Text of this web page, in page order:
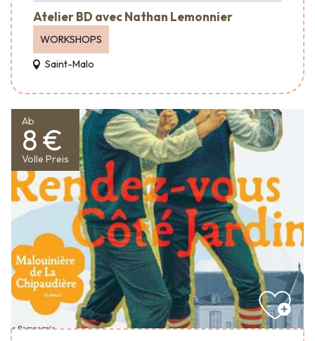
Atelier BD avec Nathan Lemonnier
WORKSHOPS
Saint-Malo
Ab
8 €
Volle Preis